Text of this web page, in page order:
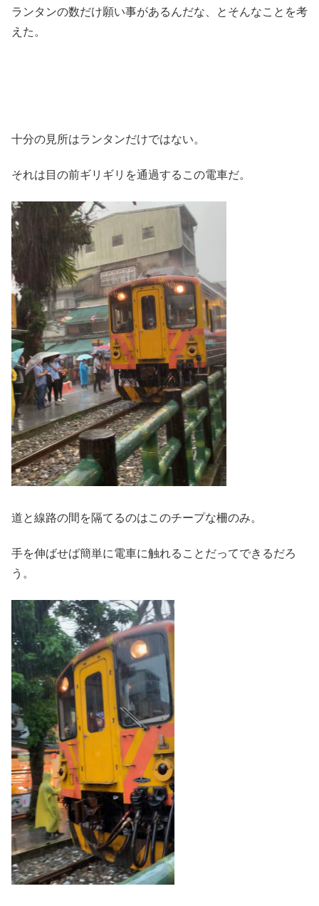
ランタンの数だけ願い事があるんだな、とそんなことを考
えた。
十分の見所はランタンだけではない。
それは目の前ギリギリを通過するこの電車だ。
道と線路の間を隔てるのはこのチープな柵のみ。
手を伸ばせば簡単に電車に触れることだってできるだろ
う。